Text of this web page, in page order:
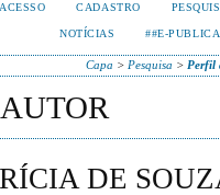
ACESSO CADASTRO
NOTÍCIAS ##E-
Capa > Pesquisa > Perfil
DE